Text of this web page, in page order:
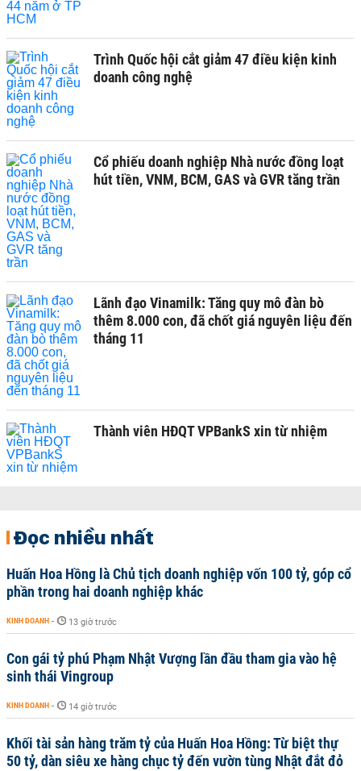
Trình Quốc hội cắt giảm 47 điều kiện kinh
doanh công nghệ
Cổ phiếu doanh nghiệp Nhà nước đồng loạt
hút tiền, VNM, BCM, GAS và GVR tăng trần
Lãnh đạo Vinamilk: Tăng quy mô đàn bò
thêm 8.000 con, đã chốt giá nguyên liệu đến
tháng 11
Thành viên HĐQT VPBankS xin từ nhiệm
Đọc nhiều nhất
Huấn Hoa Hồng là Chủ tịch doanh nghiệp vốn 100 tỷ, góp cổ
phần trong hai doanh nghiệp khác
KINH DOANH - 13 giờ trước
Con gái tỷ phú Phạm Nhật Vượng lần đầu tham gia vào hệ
sinh thái Vingroup
KINH DOANH - 14 giờ trước
Khối tài sản hàng trăm tỷ của Huấn Hoa Hồng: Từ biệt thự
50 tỷ, dàn siêu xe hàng chục tỷ đến vườn tùng Nhật đắt đỏ